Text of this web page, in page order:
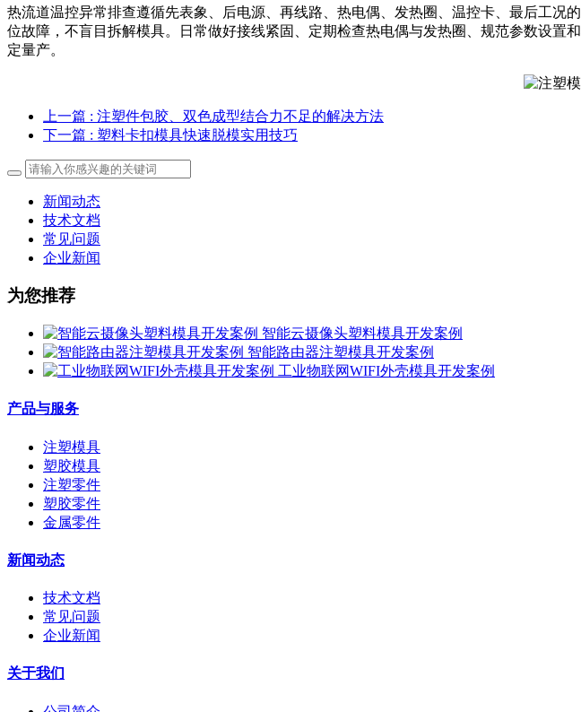
热流道温控异常排查遵循先表象、后电源、再线路、热电偶、发热圈、温控卡、最后工
位故障，不盲目拆解模具。日常做好接线紧固、定期检查热电偶与发热圈、规范参数设
定量产。
上一篇 : 注塑件包胶、双色成型结合力不足的解决方法
下一篇 : 塑料卡扣模具快速脱模实用技巧
新闻动态
技术文档
常见问题
企业新闻
为您推荐
智能云摄像头塑料模具开发案例
智能路由器注塑模具开发案例
工业物联网WIFI外壳模具开发案例
产品与服务
注塑模具
塑胶模具
注塑零件
塑胶零件
金属零件
新闻动态
技术文档
常见问题
企业新闻
关于我们